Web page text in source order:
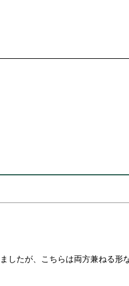
したが、こちらは両方兼ねる形